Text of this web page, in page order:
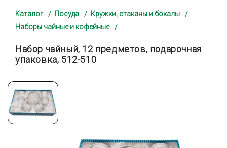
Каталог Посуда
Кружки, стаканы и бокалы
Наборы чайные и кофейные
Набор чайный, 12 предметов, подарочная
упаковка, 512-510